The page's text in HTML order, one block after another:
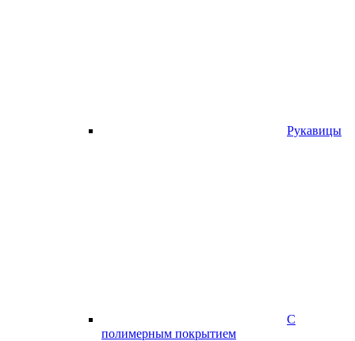
Рукавицы
С
полимерным покрытием